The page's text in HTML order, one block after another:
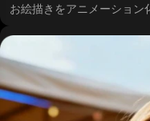
お絵描きをアニメーション